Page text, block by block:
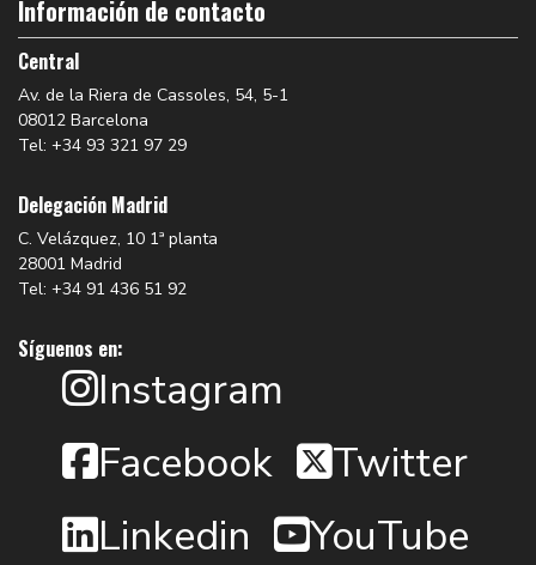
Información de contacto
Central
Av. de la Riera de Cassoles, 54, 5-1
08012 Barcelona
Tel: +34 93 321 97 29
Delegación Madrid
C. Velázquez, 10 1ª planta
28001 Madrid
Tel: +34 91 436 51 92
Síguenos en:
Instagram
Facebook
Twitter
Linkedin
YouTube